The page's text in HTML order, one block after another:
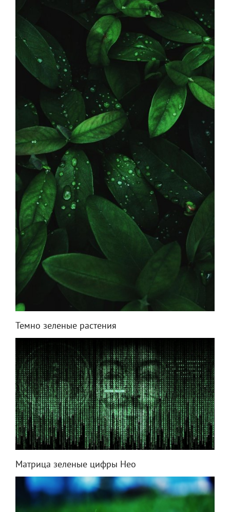
Темно зеленые растения
Матрица зеленые цифры Нео